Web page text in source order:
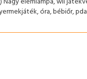
óra, bébiőr,